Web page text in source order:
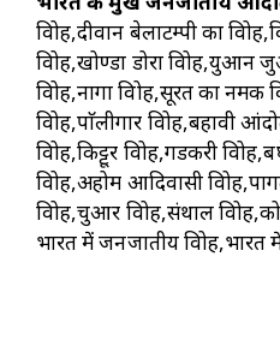
विद्रोह,दीवान बेलाटम्पी का
विद्रोह,खोण्डा डोरा
विद्रोह,नागा विद्रोह,सूरत का नमक
विद्रोह,पाॅलीगार विद्रोह,बहावी
विद्रोह,किट्टूर विद्रोह,गडकरी
विद्रोह,अहोम आदिवासी
विद्रोह,चुआर विद्रोह,संथाल
भारत में जनजातीय